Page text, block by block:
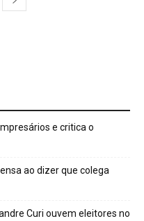
e critica o
ao dizer que colega
Curi ouvem eleitores no